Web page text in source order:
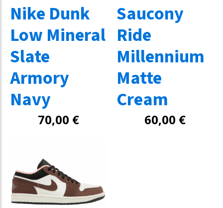
Nike Dunk
Low Mineral
Slate
Armory
Navy
70,00 €
Saucony
Ride
Millennium
Matte
Cream
60,00 €